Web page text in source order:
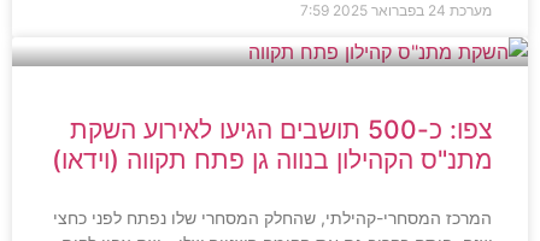
מערכת 24 בפברואר 2025 7:59
צפו: כ-500 תושבים הגיעו לאירוע השקת
מתנ"ס הקהילון בנווה גן פתח תקווה (וידאו)
המרכז המסחרי-קהילתי, שהחלק המסחרי שלו נפתח לפני כחצי